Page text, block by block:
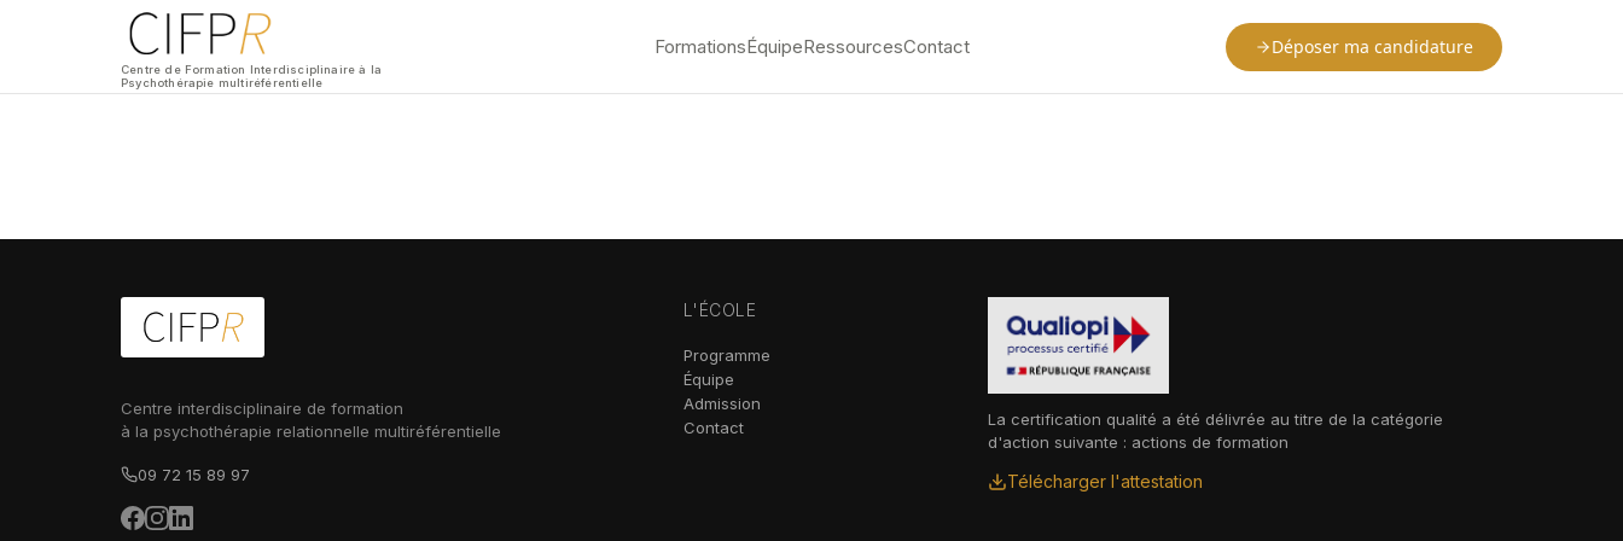
Centre de Formation Interdisciplinaire à la
Psychothérapie multiréférentielle
FormationsÉquipeRessourcesContact Déposer ma candidature
Centre interdisciplinaire de formation
à la psychothérapie relationnelle multiréférentielle
09 72 15 89 97
L'ÉCOLE
Programme
Équipe
Admission
Contact
La certification qualité a été délivrée au titre de la catégorie
d'action suivante : actions de formation
Télécharger l'attestation